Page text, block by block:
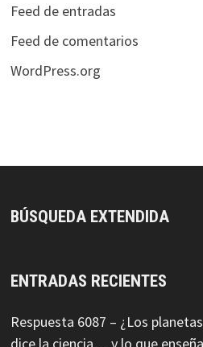
Feed de entradas
Feed de comentarios
WordPress.org
BÚSQUEDA EXTENDIDA
ENTRADAS RECIENTES
Respuesta 6087 – ¿Los
dice la ciencia… y lo que